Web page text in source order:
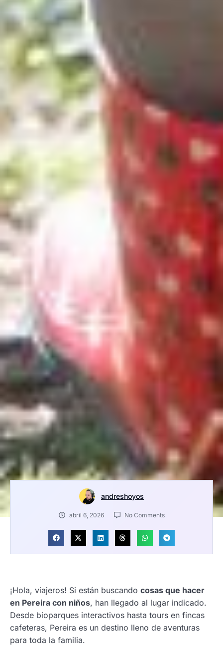
andreshoyos
abril 6, 2026 No Comments
¡Hola, viajeros! Si están buscando cosas que hacer
en Pereira con niños, han llegado al lugar indicado.
Desde bioparques interactivos hasta tours en fincas
cafeteras, Pereira es un destino lleno de aventuras
para toda la familia.